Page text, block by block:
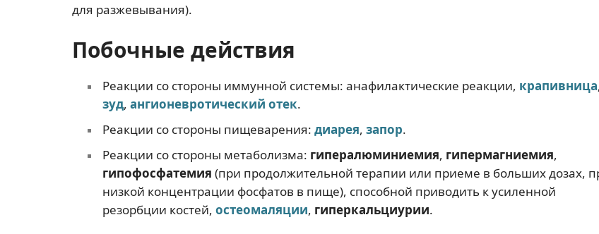
для разжевывания).
Побочные действия
Реакции со стороны иммунной системы: анафилактические реакции, крапивница
зуд, ангионевротический отек.
Реакции со стороны пищеварения: диарея, запор.
Реакции со стороны метаболизма: гипералюминиемия, гипермагниемия,
гипофосфатемия (при продолжительной терапии или приеме в больших дозах,
низкой концентрации фосфатов в пище), способной приводить к усиленной
резорбции костей, остеомаляции, гиперкальциурии.